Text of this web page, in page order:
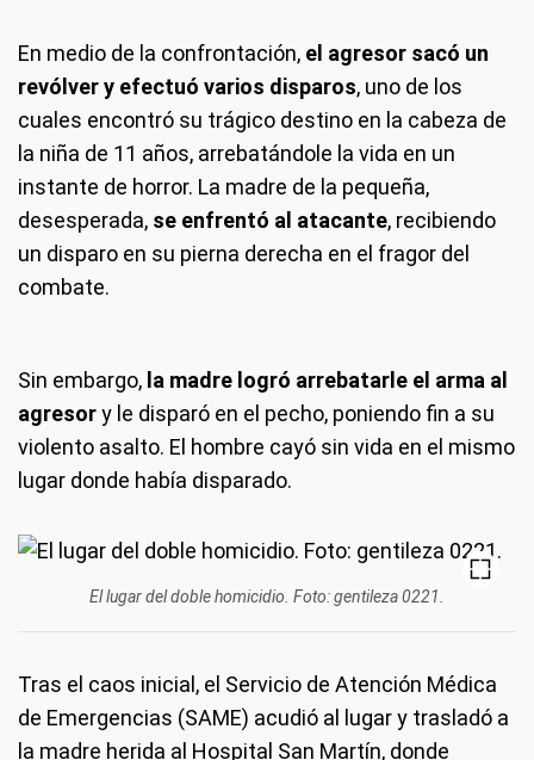
En medio de la confrontación, el agresor sacó un
revólver y efectuó varios disparos, uno de los
cuales encontró su trágico destino en la cabeza de
la niña de 11 años, arrebatándole la vida en un
instante de horror. La madre de la pequeña,
desesperada, se enfrentó al atacante, recibiendo
un disparo en su pierna derecha en el fragor del
combate.
Sin embargo, la madre logró arrebatarle el arma al
agresory le disparó en el pecho, poniendo fin a su
violento asalto. El hombre cayó sin vida en el mismo
lugar donde había disparado.
El lugar del doble homicidio. Foto: gentileza 0221.
Tras el caos inicial, el Servicio de Atención Médica
de Emergencias (SAME) acudió al lugar y trasladó a
la madre herida al Hospital San Martín, donde